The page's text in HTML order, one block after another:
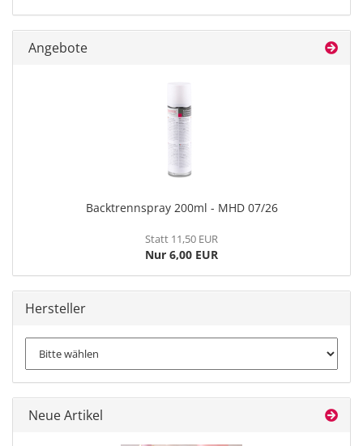
Angebote
Backtrennspray 200ml - MHD 07/26
Statt 11,50 EUR
Nur 6,00 EUR
Hersteller
Neue Artikel